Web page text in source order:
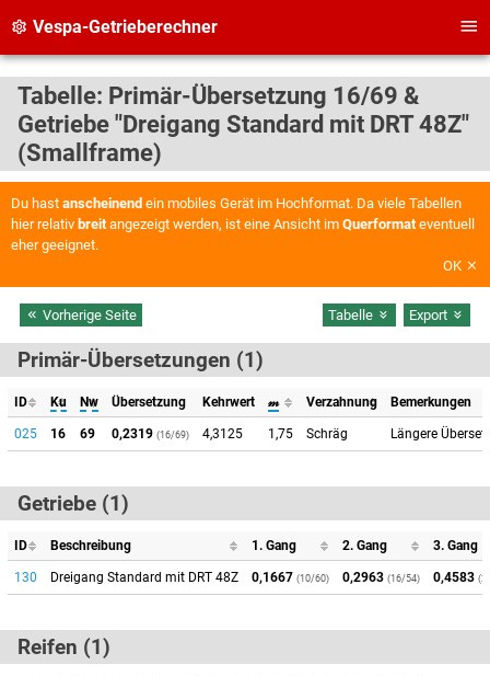
Vespa-Getrieberechner
Tabelle: Primär-Übersetzung 16/69 &
Getriebe "Dreigang Standard mit DRT 48Z"
(Smallframe)
Du hast anscheinend ein mobiles Gerät im Hochformat. Da viele Tabellen
hier relativ breitangezeigt werden, ist eine Ansicht im Querformateventuell
eher geeignet.
OK
Vorherige Seite Tabelle Export
Primär-Übersetzungen (1)
ID Ku Nw Übersetzung Kehrwert 𝓂 Verzahnung Bemerkungen
025 16 69 0,2319 (16/69) 4,3125 1,75 Schräg Längere
Getriebe (1)
ID Beschreibung 1. Gang 2. Gang 3. Gang
130 Dreigang Standard mit DRT 48Z 0,1667 (10/60) 0,2963 (16/54) 0,4583
Reifen (1)